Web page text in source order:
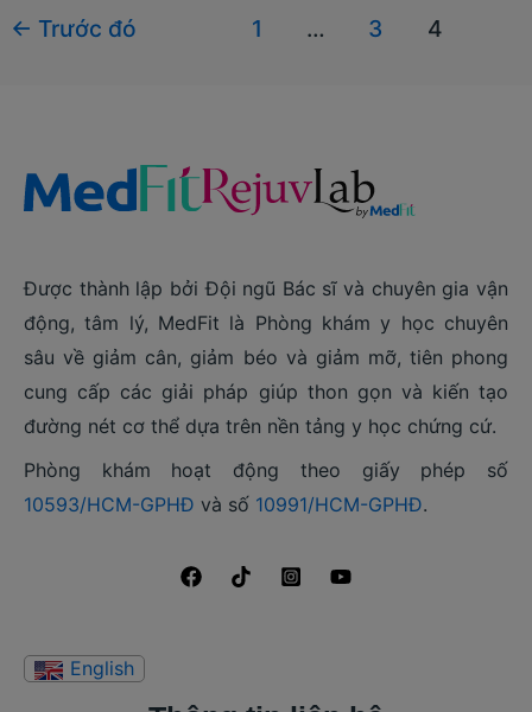
Phân
← Trước đó 1 … 3 4
Được thành lập bởi Đội ngũ Bác sĩ và chuyên gia vận
động, tâm lý, MedFit là Phòng khám y học chuyên
sâu về giảm cân, giảm béo và giảm mỡ, tiên phong
cung cấp các giải pháp giúp thon gọn và kiến tạo
đường nét cơ thể dựa trên nền tảng y học chứng cứ.
Phòng khám hoạt động theo giấy phép số
10593/HCM-GPHĐ và số 10991/HCM-GPHĐ.